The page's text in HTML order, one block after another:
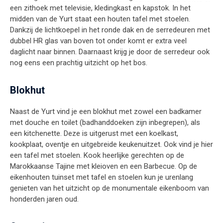
een zithoek met televisie, kledingkast en kapstok. In het
midden van de Yurt staat een houten tafel met stoelen.
Dankzij de lichtkoepel in het ronde dak en de serredeuren met
dubbel HR glas van boven tot onder komt er extra veel
daglicht naar binnen. Daarnaast krijg je door de serredeur ook
nog eens een prachtig uitzicht op het bos.
Blokhut
Naast de Yurt vind je een blokhut met zowel een badkamer
met douche en toilet (badhanddoeken zijn inbegrepen), als
een kitchenette. Deze is uitgerust met een koelkast,
kookplaat, oventje en uitgebreide keukenuitzet. Ook vind je hier
een tafel met stoelen. Kook heerlijke gerechten op de
Marokkaanse Tajine met kleioven en een Barbecue. Op de
eikenhouten tuinset met tafel en stoelen kun je urenlang
genieten van het uitzicht op de monumentale eikenboom van
honderden jaren oud.